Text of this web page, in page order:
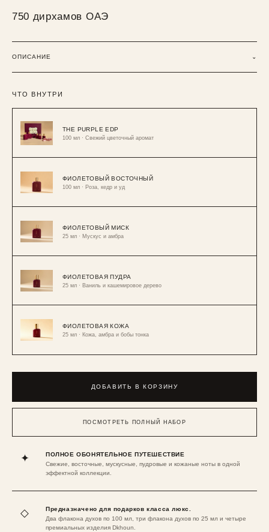
750 дирхамов ОАЭ
ОПИСАНИЕ ⌄
ЧТО ВНУТРИ
THE PURPLE EDP
100 мл · Свежий цветочный аромат
ФИОЛЕТОВЫЙ ВОСТОЧНЫЙ
100 мл · Роза, кедр и уд
ФИОЛЕТОВЫЙ МИСК
25 мл · Мускус и амбра
ФИОЛЕТОВАЯ ПУДРА
25 мл · Ваниль и кашемировое дерево
ФИОЛЕТОВАЯ КОЖА
25 мл · Кожа, амбра и бобы тонка
ДОБАВИТЬ В КОРЗИНУ
ПОСМОТРЕТЬ ПОЛНЫЙ НАБОР
✦
ПОЛНОЕ ОБОНЯТЕЛЬНОЕ ПУТЕШЕСТВИЕ
Свежие, восточные, мускусные, пудровые и кожаные ноты в одной
эффектной коллекции.
◇
Предназначено для подарков класса люкс.
Два флакона духов по 100 мл, три флакона духов по 25 мл и четыре
премиальных изделия Dkhoun.